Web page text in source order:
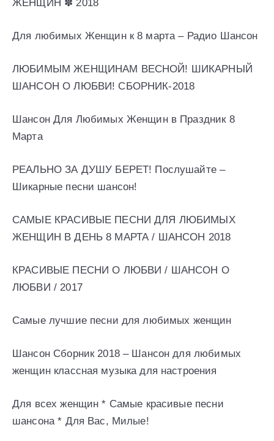
ЖЕНЩИН ✽ 2018
Для любимых Женщин к 8 марта – Радио Шансон
ЛЮБИМЫМ ЖЕНЩИНАМ ВЕСНОЙ! ШИКАРНЫЙ
ШАНСОН О ЛЮБВИ! СБОРНИК-2018
Шансон Для Любимых Женщин в Праздник 8
Марта
РЕАЛЬНО ЗА ДУШУ БЕРЕТ! Послушайте –
Шикарные песни шансон!
САМЫЕ КРАСИВЫЕ ПЕСНИ ДЛЯ ЛЮБИМЫХ
ЖЕНЩИН В ДЕНЬ 8 МАРТА / ШАНСОН 2018
КРАСИВЫЕ ПЕСНИ О ЛЮБВИ / ШАНСОН О
ЛЮБВИ / 2017
Самые лучшие песни для любимых женщин
Шансон Сборник 2018 – Шансон для любимых
женщин классная музыка для настроения
Для всех женщин * Самые красивые песни
шансона * Для Вас, Милые!